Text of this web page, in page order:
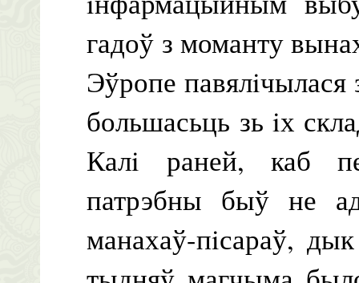
гадоў з моманту
Эўропе павялiчылася
большасьць зь iх
Калi раней, каб
патрэбны быў не
манахаў-пiсараў,